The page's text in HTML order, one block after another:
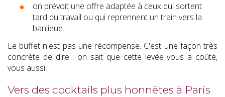
on prévoit une offre adaptée à ceux qui sortent
tard du travail ou qui reprennent un train vers la
banlieue.
Le buffet n'est pas une récompense. C'est une façon très
concrète de dire : on sait que cette levée vous a coûté,
vous aussi.
Vers des cocktails plus honnêtes à Paris